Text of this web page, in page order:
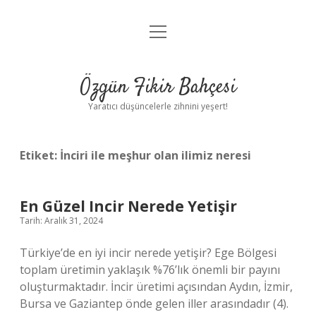
Anasayfa
Yasal Uyarı
menüyü
Özgün Fikir Bahçesi
Yaratıcı düşüncelerle zihnini yeşert!
Etiket: İnciri ile meşhur olan ilimiz neresi
En Güzel Incir Nerede Yetişir
Tarih: Aralık 31, 2024
Türkiye’de en iyi incir nerede yetişir? Ege Bölgesi
toplam üretimin yaklaşık %76’lık önemli bir payını
oluşturmaktadır. İncir üretimi açısından Aydın, İzmir,
Bursa ve Gaziantep önde gelen iller arasındadır (4).